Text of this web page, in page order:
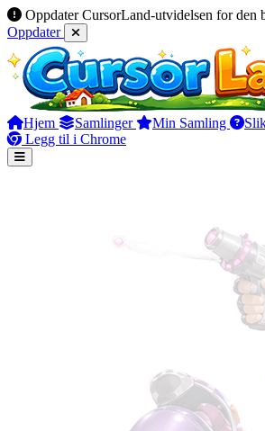
Oppdater CursorLand-utvidelsen for den
Oppdater
Hjem Samlinger Min Samling
Legg til i Chrome